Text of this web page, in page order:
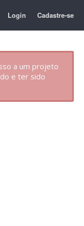
Login Cadastre-se
a um projeto
e ter sido